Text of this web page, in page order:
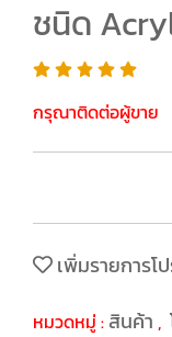
ชนิด
กรุณาติดต่อผู้ขาย
เพิ่มรายการโ
หมวดหมู่ : สินค้า ,